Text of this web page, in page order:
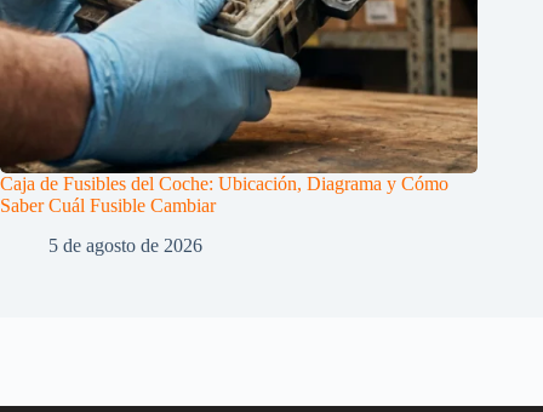
Caja de Fusibles del Coche: Ubicación, Diagrama y Cómo
Saber Cuál Fusible Cambiar
5 de agosto de 2026